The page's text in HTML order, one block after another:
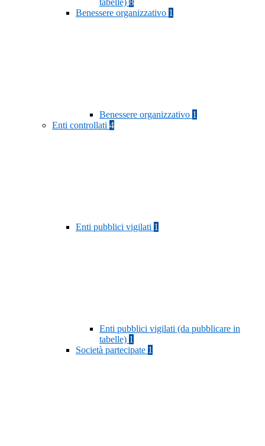
tabelle) 8
Benessere organizzativo 1
Benessere organizzativo 1
Enti controllati 4
Enti pubblici vigilati 1
Enti pubblici vigilati (da pubblicare in
tabelle) 1
Società partecipate 1